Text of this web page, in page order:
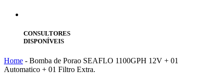
CONSULTORES
DISPONÍVEIS
Home - Bomba de Porao SEAFLO 1100GPH 12V + 01
Automatico + 01 Filtro Extra.